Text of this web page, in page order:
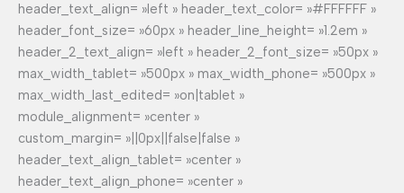
header_text_align= »left » header_text_color= »#FFFFFF »
header_font_size= »60px » header_line_height= »1.2em »
header_2_text_align= »left » header_2_font_size= »50px »
max_width_tablet= »500px » max_width_phone= »500px »
max_width_last_edited= »on|tablet »
module_alignment= »center »
custom_margin= »||0px||false|false »
header_text_align_tablet= »center »
header_text_align_phone= »center »